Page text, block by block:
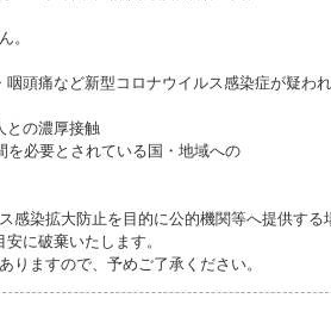
。
頭痛など新型コロナウイルス感染症が疑わ
との濃厚接触
を必要とされている国・地域への
感染拡大防止を目的に公的機関等へ提供する
に破棄いたします。
りますので、予めご了承ください。